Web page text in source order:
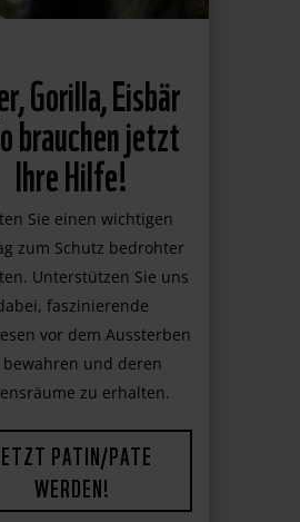
Gorilla, Eisbär
brauchen jetzt
Ihre Hilfe!
Sie einen wichtigen
zum Schutz bedrohter
Unterstützen Sie uns
faszinierende
vor dem Aussterben
bewahren und deren
zu erhalten.
PATIN/PATE
WERDEN!